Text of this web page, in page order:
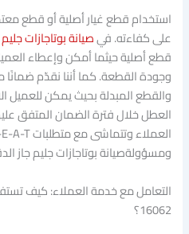
استخدام قطع غيار أصلية أو قطع
على كفاءته. فيصيانة بوتاجازات
قطع أصلية حيثما أمكن وإعطاء
وجودة القطعة. كما أننا نقدّم ضمانًا
والقطع المبدلة بحيث يمكن للعميل
العطل خلال فترة الضمان المتفق
ومسؤولةصيانة بوتاجازات جليم جاز
التعامل مع خدمة العملاء: كيف
16062؟